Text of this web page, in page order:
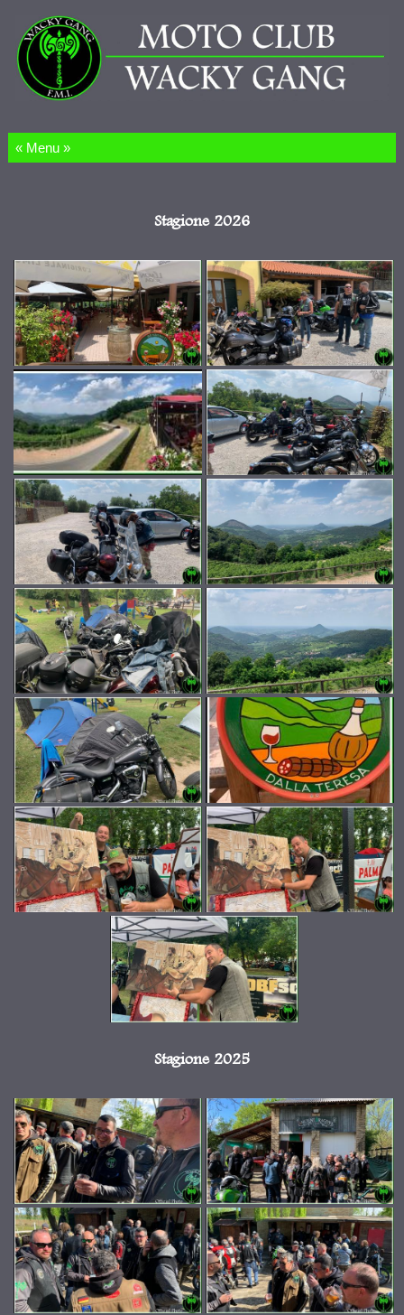
Salta al contenuto
Stagione 2026
Stagione 2025